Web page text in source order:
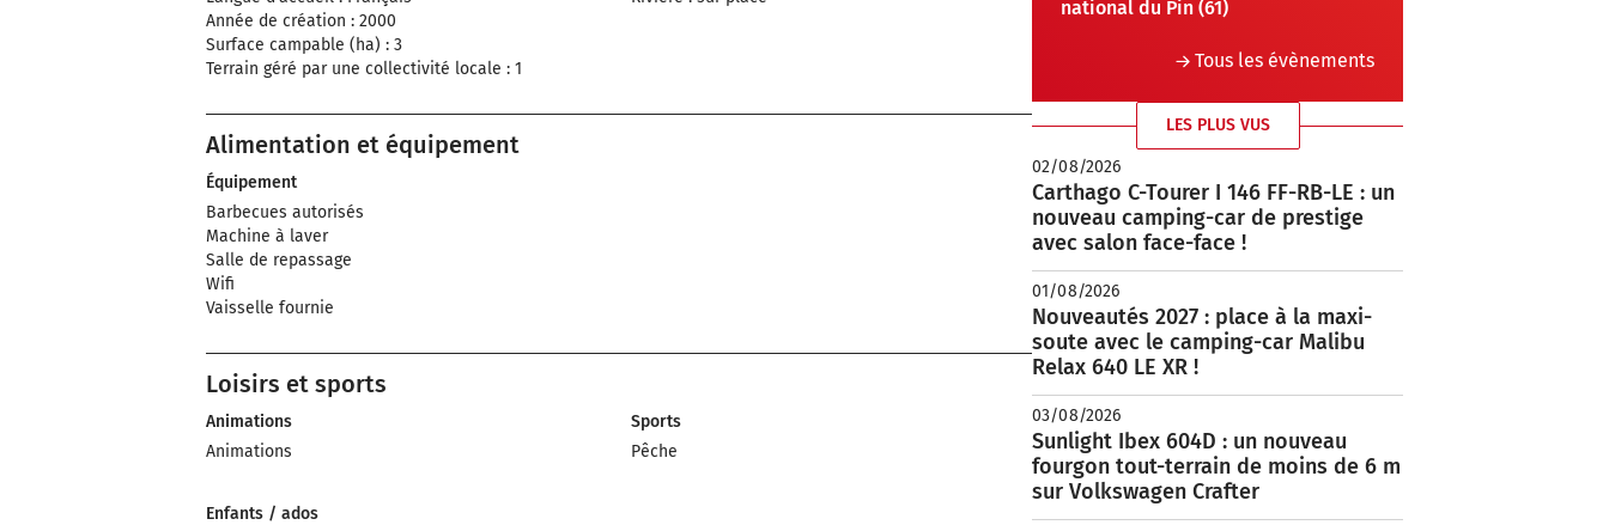
Année de création : 2000
Surface campable (ha) : 3
Terrain géré par une collectivité locale : 1
Alimentation et équipement
Équipement
Barbecues autorisés
Machine à laver
Salle de repassage
Wifi
Vaisselle fournie
Loisirs et sports
Animations
Animations
Sports
Pêche
Enfants / ados
national du Pin (61)
Tous les évènements
LES PLUS VUS
02/08/2026
Carthago C-Tourer I 146 FF-RB-LE : un
nouveau camping-car de prestige
avec salon face-face !
01/08/2026
Nouveautés 2027 : place à la maxi-
soute avec le camping-car Malibu
Relax 640 LE XR !
03/08/2026
Sunlight Ibex 604D : un nouveau
fourgon tout-terrain de moins de 6 m
sur Volkswagen Crafter